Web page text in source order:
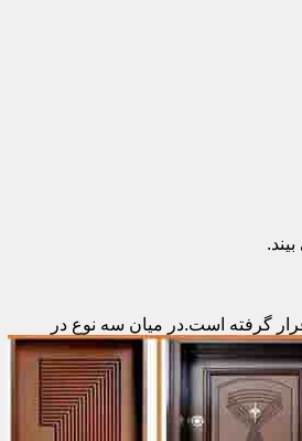
گرفته است.در میان سه نوع در